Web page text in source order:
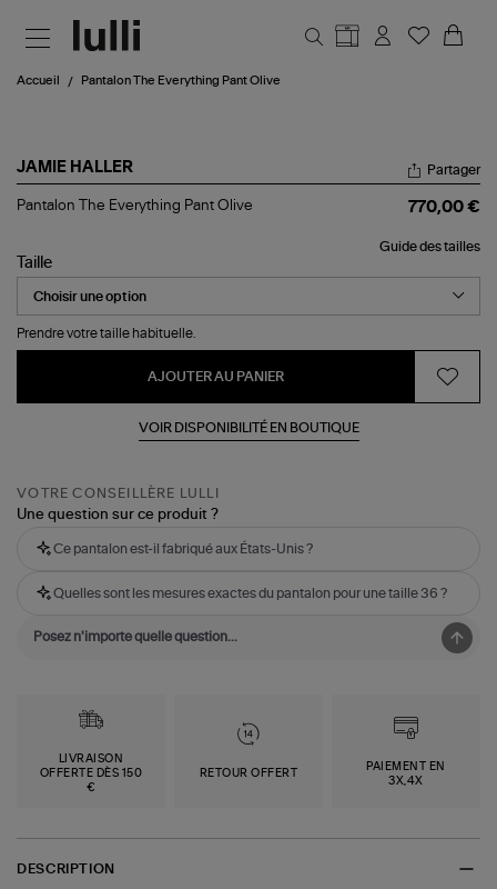
Accueil Pantalon The Everything Pant Olive
JAMIE HALLER
Pantalon
Pant
Olive
Partager
Pantalon The Everything Pant Olive 770,00 €
Guide des tailles
Taille
Prendre votre taille habituelle.
AJOUTER AU PANIER
VOIR DISPONIBILITÉ EN BOUTIQUE
VOTRE CONSEILLÈRE LULLI
Une question sur ce produit ?
Ce pantalon est-il fabriqué aux États-Unis ?
Quelles sont les mesures exactes du pantalon pour une taille 36 ?
LIVRAISON
OFFERTE DÈS 150
€
RETOUR OFFERT
PAIEMENT EN
3X,4X
DESCRIPTION